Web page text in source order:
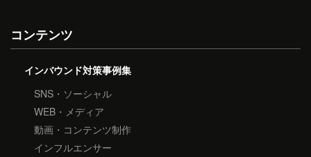
コンテンツ
インバウンド対策事例集
SNS・ソーシャル
WEB・メディア
動画・コンテンツ制作
インフルエンサー